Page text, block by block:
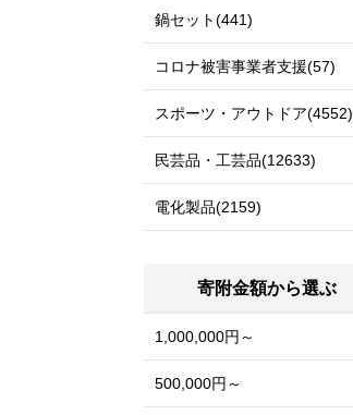
鍋セット(441)
コロナ被害事業者支援(57)
スポーツ・アウトドア(4552)
民芸品・工芸品(12633)
電化製品(2159)
寄附金額から選ぶ
1,000,000円～
500,000円～